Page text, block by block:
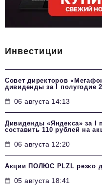
Инвестиции
Совет директоров
дивиденды за I полугодие
06 августа 14:13
Дивиденды «Яндекса» за I
составить 110 рублей на
06 августа 12:20
Акции ПОЛЮС PLZL резко
05 августа 18:41